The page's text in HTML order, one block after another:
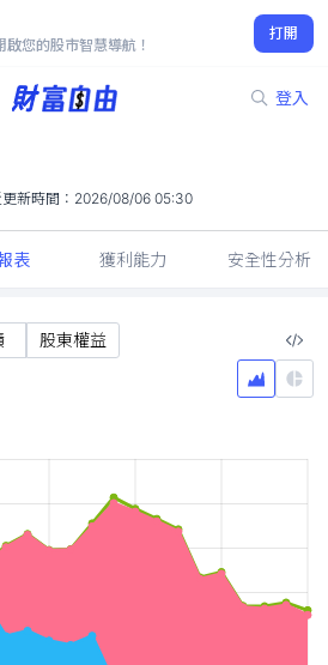
啟您的股市智慧導航！
打開
登入
-100.00%
新時間： 2026/08/06 05:30
表 獲利能力 安全性分析
股東權益